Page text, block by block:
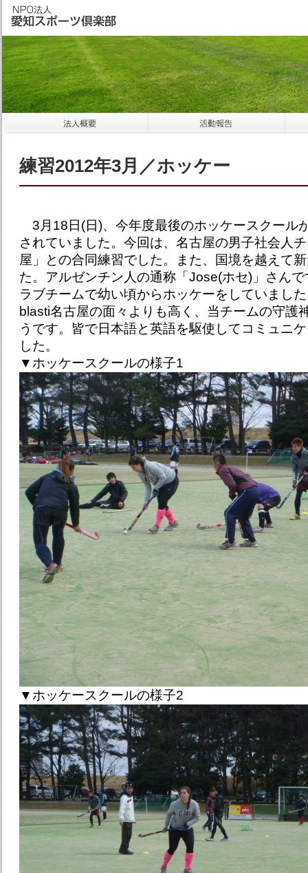
練習2012年3月／ホッケー
3月18日(日)、今年度最後のホッケースクール
されていました。今回は、名古屋の男子社会人
屋」との合同練習でした。また、国境を越えて
た。アルゼンチン人の通称「Jose(ホセ)」さん
ラブチームで幼い頃からホッケーをしていまし
blasti名古屋の面々よりも高く、当チームの守護
うです。皆で日本語と英語を駆使してコミュニ
した。
▼ホッケースクールの様子1
▼ホッケースクールの様子2